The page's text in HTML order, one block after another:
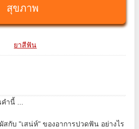
สุขภาพ
ยาสีฟัน
ำนี้ ...
สกับ "เสน่ห์" ของอาการปวดฟัน อย่างไร